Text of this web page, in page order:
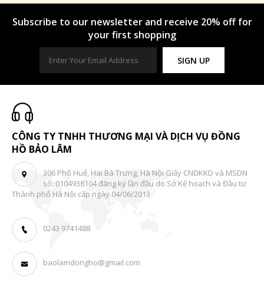
Subscribe to our newsletter and receive 20% off for
your first shopping
SIGN UP
CÔNG TY TNHH THƯƠNG MẠI VÀ DỊCH VỤ ĐỒNG
HỒ BẢO LÂM
306 Phố Huế, Hai Bà Trưng, Hà Nội Giấy CNĐKKD và MSDN
số: 0104938104 đăng ký lần đầu do Sở Kế hoạch và Đầu tư
Thành phố Hà Nội cấp ngày 04/06/2013
0243 9741488
baolamdongho@gmail.com